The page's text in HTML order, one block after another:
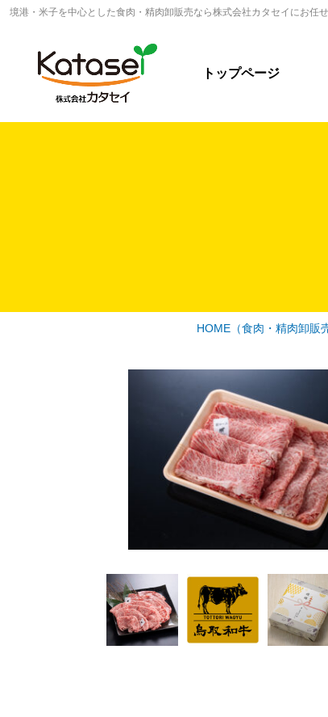
境港・米子を中心とした食肉・精肉卸販売なら株式会社カタセイにお任
トップページ
HOME （食肉・精肉卸販